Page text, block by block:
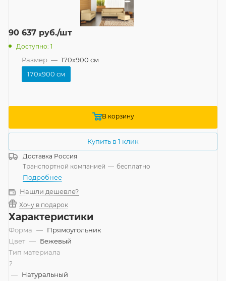
90 637 руб./шт
Доступно: 1
Размер — 170x900 см
170x900 см
В корзину
Купить в 1 клик
Доставка Россия
Транспортной компанией — бесплатно
Подробнее
Нашли дешевле?
Хочу в подарок
Характеристики
Форма — Прямоугольник
Цвет — Бежевый
Тип материала
?
— Натуральный